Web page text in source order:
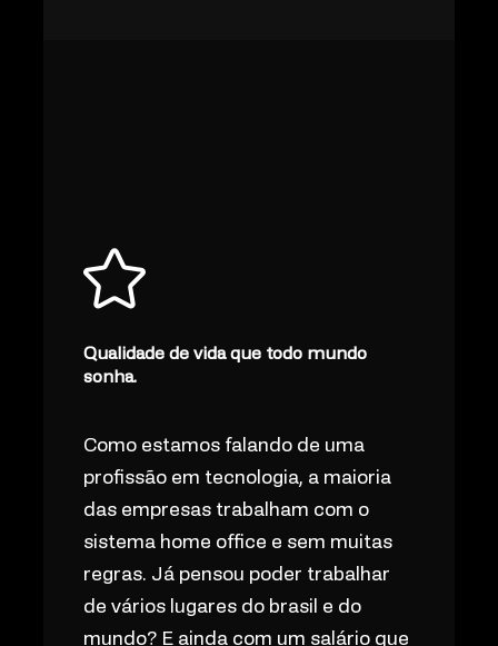
Qualidade de vida que todo mundo
sonha.
Como estamos falando de uma
profissão em tecnologia, a maioria
das empresas trabalham com o
sistema home office e sem muitas
regras. Já pensou poder trabalhar
de vários lugares do brasil e do
mundo? E ainda com um salário que